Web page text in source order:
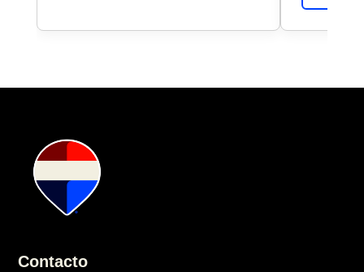
Contacto